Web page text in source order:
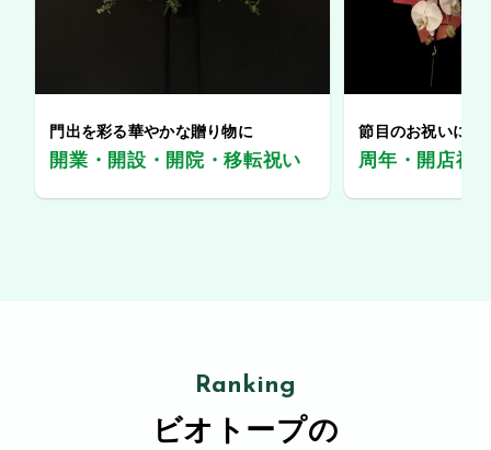
門出を彩る華やかな贈り物に
開業・開設・開院・移転祝い
節目のお祝いに、
周年・開店祝
Ranking
ビオトープの